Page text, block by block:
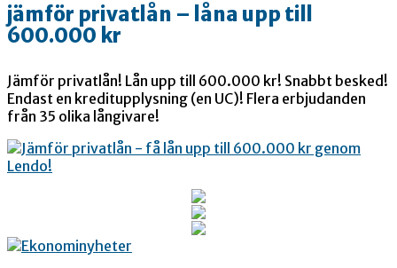
jämför privatlån – låna upp till
600.000 kr
Jämför privatlån! Lån upp till 600.000 kr! Snabbt besked!
Endast en kreditupplysning (en UC)! Flera erbjudanden
från 35 olika långivare!